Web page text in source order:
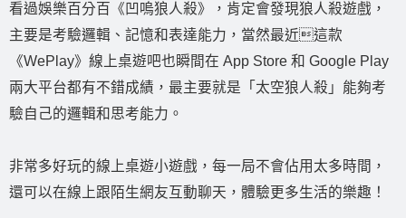
看過娛樂百分百《凹嗚狼人殺》，肯定會發現狼人殺遊戲，
主要是考驗邏輯、記憶和表達能力，當然最近這款
《WePlay》線上桌遊吧也瞬間在 App Store 和 Google Play
兩大平台都有不錯成績，最主要就是「太空狼人殺」能夠考
驗自己的邏輯和思考能力。
非常多好玩的線上桌遊小遊戲，每一局不會佔用太多時間，
還可以在線上跟陌生網友互動聊天，體驗更多生活的樂趣！